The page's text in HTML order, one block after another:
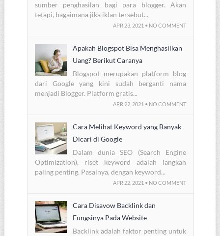
sumber penghasilan bagi para blogger. Akan
tetapi, bagaimana jika iklan tersebut...
APR 23, 2021 • NO COMMENT
Apakah Blogspot Bisa Menghasilkan
Uang? Berikut Caranya
Blogspot merupakan platform blog
dari Google yang kini sudah berganti nama
menjadi Blogger. Platform gratis...
APR 22, 2021 • NO COMMENT
Cara Melihat Keyword yang Banyak
Dicari di Google
Dalam dunia SEO (Search Engine
Optimization), riset keyword adalah langkah
paling penting. Pasalnya, dengan keyword...
APR 22, 2021 • NO COMMENT
Cara Disavow Backlink dan
Fungsinya Pada Website
Backlink adalah faktor penting untuk